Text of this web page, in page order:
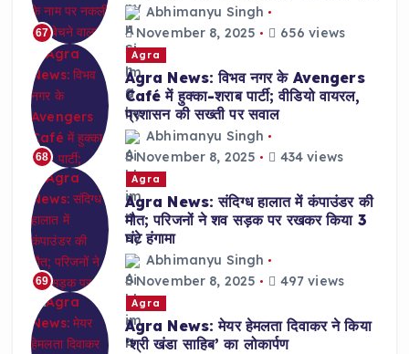
67
Abhimanyu Singh
November 8, 2025
656 views
68
Agra
Agra News: विभव नगर के Avengers
Café में हुक्का-शराब पार्टी; वीडियो वायरल,
प्रशासन की सख्ती पर सवाल
Abhimanyu Singh
November 8, 2025
434 views
69
Agra
Agra News: संदिग्ध हालात में कंपाउंडर की
मौत; परिजनों ने शव सड़क पर रखकर किया 3
घंटे हंगामा
Abhimanyu Singh
November 8, 2025
497 views
Agra
Agra News: मेयर हेमलता दिवाकर ने किया
‘श्री खंडा साहिब’ का लोकार्पण